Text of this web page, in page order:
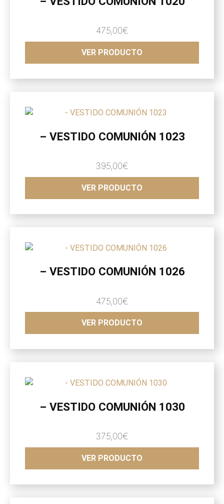
475,00€
VER PRODUCTO
– VESTIDO COMUNIÓN 1023
395,00€
VER PRODUCTO
– VESTIDO COMUNIÓN 1026
475,00€
VER PRODUCTO
– VESTIDO COMUNIÓN 1030
375,00€
VER PRODUCTO